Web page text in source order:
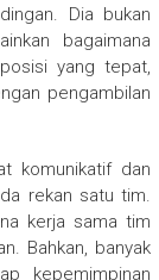
Dia bukan
bagaimana
yang tepat,
pengambilan
komunikatif dan
rekan satu tim.
kerja sama tim
Bahkan, banyak
kepemimpinan